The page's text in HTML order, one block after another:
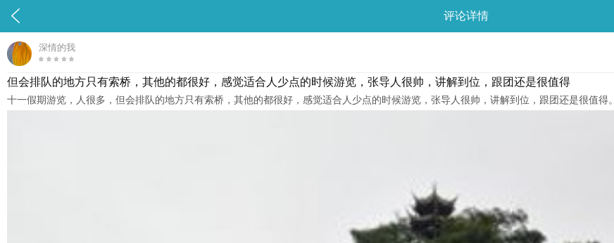
 评论详情
深情的我
但会排队的地方只有索桥，其他的都很好，感觉适合人少点的时候游览，张导人很帅，讲解到位，跟团还是很值得
十一假期游览，人很多，但会排队的地方只有索桥，其他的都很好，感觉适合人少点的时候游览，张导人很帅，讲解到位，跟团还是很值得。